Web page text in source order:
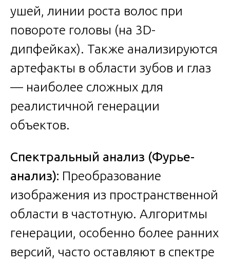
ушей, линии роста волос при
повороте головы (на 3D-
дипфейках). Также анализируются
артефакты в области зубов и глаз
— наиболее сложных для
реалистичной генерации
объектов.
Спектральный анализ (Фурье-
анализ): Преобразование
изображения из пространственной
области в частотную. Алгоритмы
генерации, особенно более ранних
версий, часто оставляют в спектре